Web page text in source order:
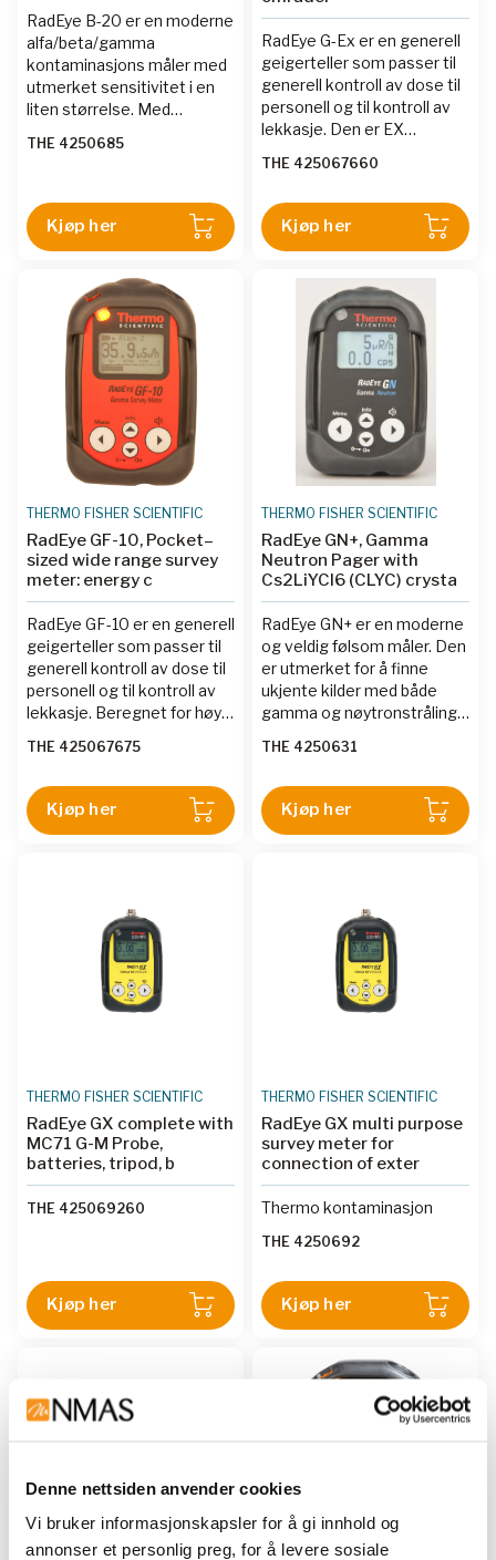
Denne nettsiden anvender cookies
Vi bruker informasjonskapsler for å gi innhold og
annonser et personlig preg, for å levere sosiale
RadEye B-20 er en moderne
alfa/beta/gamma
kontaminasjons måler med
utmerket sensitivitet i en
liten størrelse. Med
utmerket til doserate
THE 4250685
Kjøp her
RadEye G-Ex er en generell
geigerteller som passer til
generell kontroll av dose til
personell og til kontroll av
lekkasje. Den er EX
THE 425067660
Kjøp her
THERMO FISHER SCIENTIFIC
RadEye GF-10, Pocket–
sized wide range survey
meter: energy c
RadEye GF-10 er en generell
geigerteller som passer til
generell kontroll av dose til
personell og til kontroll av
lekkasje. Beregnet for høye
THE 425067675
Kjøp her
THERMO FISHER SCIENTIFIC
RadEye GN+, Gamma
Neutron Pager with
Cs2LiYCl6 (CLYC) crysta
RadEye GN+ er en moderne
og veldig følsom måler. Den
er utmerket for å finne
ukjente kilder med både
gamma og nøytronstråling.
modellen ved måling av
høyenergetisk nøytronfelt
THE 4250631
Kjøp her
THERMO FISHER SCIENTIFIC
RadEye GX complete with
MC71 G-M Probe,
batteries, tripod, b
THE 425069260
Kjøp her
THERMO FISHER SCIENTIFIC
RadEye GX multi purpose
survey meter for
connection of exter
Thermo kontaminasjon
THE 4250692
Kjøp her